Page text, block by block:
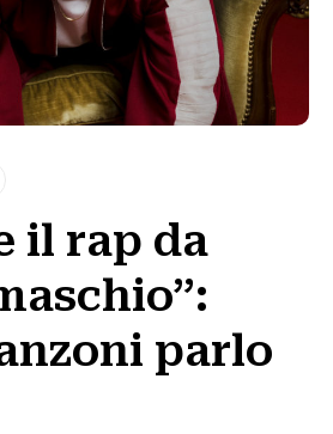
il rap da
parlo